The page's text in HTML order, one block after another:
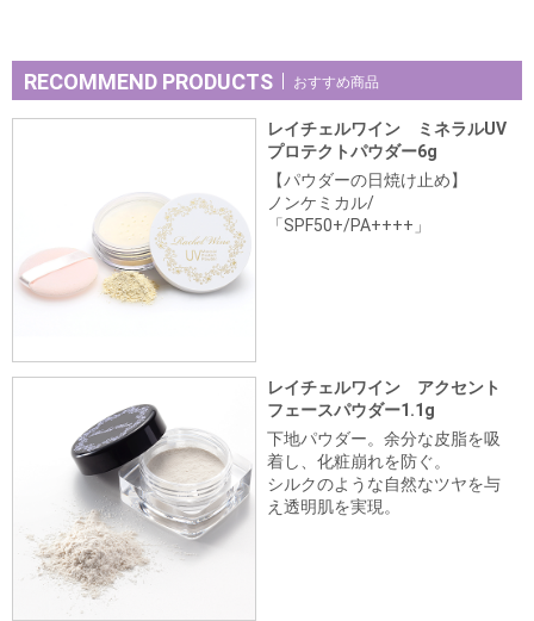
RECOMMEND PRODUCTS おすすめ商品
レイチェルワイン ミネラルUV
プロテクトパウダー6g
【パウダーの日焼け止め】
ノンケミカル/
「SPF50+/PA++++」
レイチェルワイン アクセント
フェースパウダー1.1g
下地パウダー。余分な皮脂を吸
着し、化粧崩れを防ぐ。
シルクのような自然なツヤを与
え透明肌を実現。